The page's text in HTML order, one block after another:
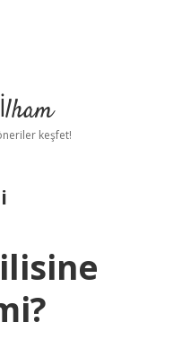
keşfet!